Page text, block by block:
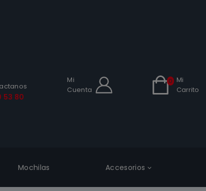
53 80
Mi
Cuenta
0
Mi
Carrito
Mochilas Accesorios